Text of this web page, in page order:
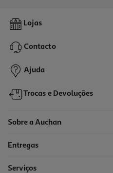
Bife De Peru Auchan Kg
8,99 €
Lojas
Contacto
Ajuda
Trocas e Devoluções
Sobre a Auchan
Entregas
Serviços